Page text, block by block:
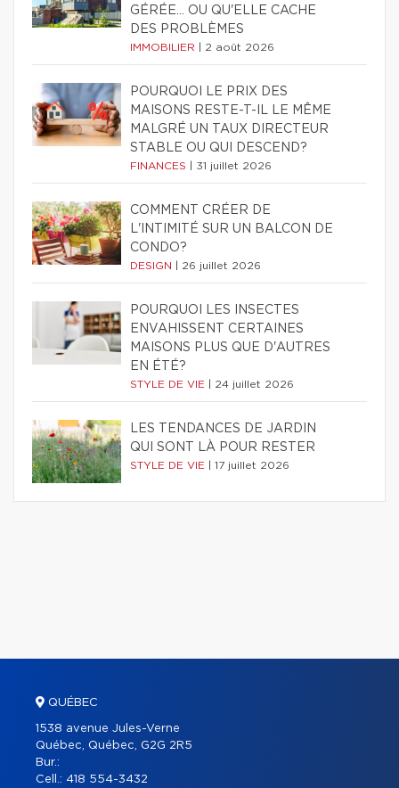
GÉRÉE… OU QU'ELLE CACHE
DES PROBLÈMES
IMMOBILIER 2 août 2026
POURQUOI LE PRIX DES
MAISONS RESTE-T-IL LE MÊME
MALGRÉ UN TAUX DIRECTEUR
STABLE OU QUI DESCEND?
FINANCES 31 juillet 2026
COMMENT CRÉER DE
L'INTIMITÉ SUR UN BALCON DE
CONDO?
DESIGN 26 juillet 2026
POURQUOI LES INSECTES
ENVAHISSENT CERTAINES
MAISONS PLUS QUE D'AUTRES
EN ÉTÉ?
STYLE DE VIE 24 juillet 2026
LES TENDANCES DE JARDIN
QUI SONT LÀ POUR RESTER
STYLE DE VIE 17 juillet 2026
QUÉBEC
1538 avenue Jules-Verne
Québec, Québec, G2G 2R5
Bur.:
Cell.: 418 554-3432